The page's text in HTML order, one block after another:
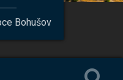
Bohušov